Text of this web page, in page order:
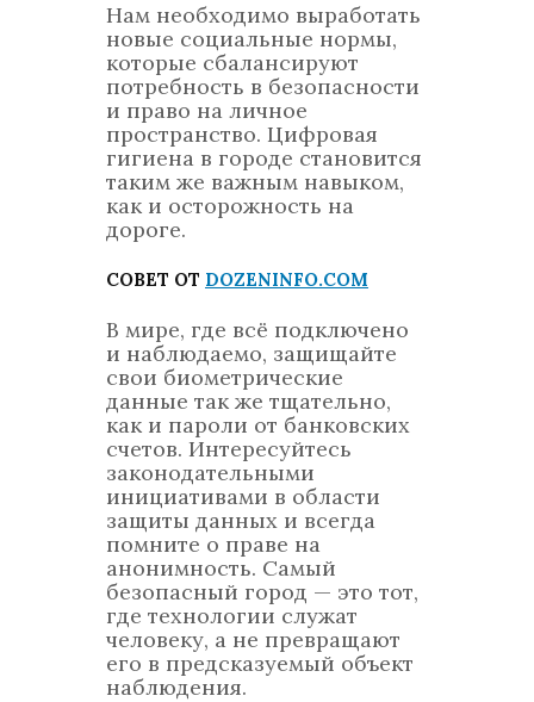
Нам необходимо выработать
новые социальные нормы,
которые сбалансируют
потребность в безопасности
и право на личное
пространство. Цифровая
гигиена в городе становится
таким же важным навыком,
как и осторожность на
дороге.
СОВЕТ ОТ DOZENINFO.COM
В мире, где всё подключено
и наблюдаемо, защищайте
свои биометрические
данные так же тщательно,
как и пароли от банковских
счетов. Интересуйтесь
законодательными
инициативами в области
защиты данных и всегда
помните о праве на
анонимность. Самый
безопасный город — это тот,
где технологии служат
человеку, а не превращают
его в предсказуемый объект
наблюдения.